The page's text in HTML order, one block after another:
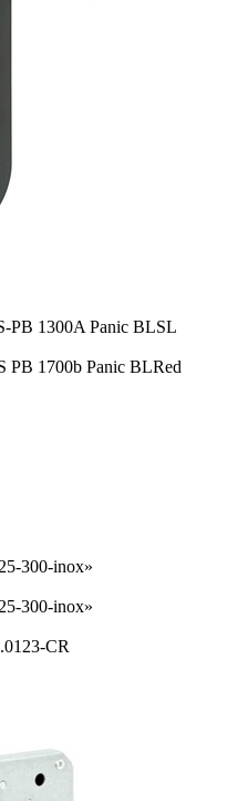
PB 1300A Panic BLSL
PB 1700b Panic BLRed
300-inox»
300-inox»
CR